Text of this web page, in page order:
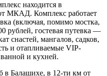
находится в
МКАД. Комплекс работает
(включая, помимо мостка,
рублей, гостевая путевка —
снастей, мангалов, садков,
и отапливаемые VIP-
и кухней.
в Балашихе, в 12-ти км от